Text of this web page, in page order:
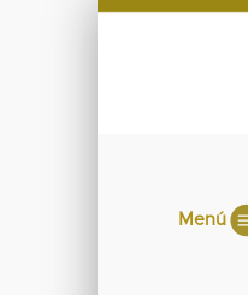
Menú